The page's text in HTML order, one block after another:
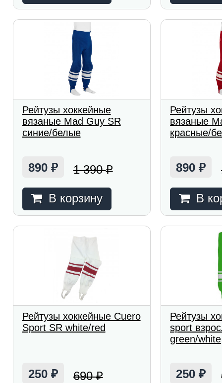
Рейтузы хоккейные
вязаные Mad Guy SR
синие/белые
890 ₽ 1 390₽
В корзину
Рейтузы
вязаные
красные/
890₽
В
Рейтузы хоккейные Cuero
Sport SR white/red
250 ₽ 690₽
Рейтузы
sport
green/white
250₽